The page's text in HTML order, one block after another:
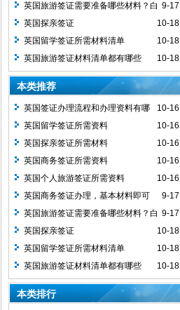
9-17
英国旅游签证需要准备哪些材料？白
本好办不好办？容易拒签吗？
10-18
英国探亲签证
10-18
英国留学签证所需材料清单
10-18
英国旅游签证材料清单都有哪些
本类推荐
10-16
英国签证办理流程和办理资料有哪
些？
10-16
英国留学签证所需资料
10-16
英国探亲签证所需材料
10-16
英国商务签证所需资料
10-16
英国个人旅游签证所需资料
9-17
英国商务签证办理，基本材料即可
9-17
英国旅游签证需要准备哪些材料？白
本好办不好办？容易拒签吗？
10-18
英国探亲签证
10-18
英国留学签证所需材料清单
10-18
英国旅游签证材料清单都有哪些
本类排行